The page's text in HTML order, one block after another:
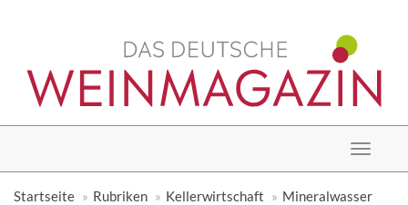
Toggle
Startseite
Rubriken Kellerwirtschaft Mineralwasser